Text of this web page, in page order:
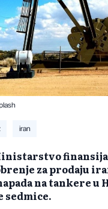
iran
za prodaju
na tankere u
sedmice.